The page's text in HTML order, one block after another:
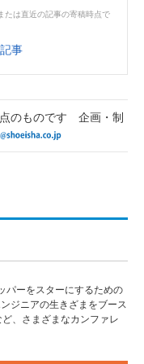
たは直近の記事の寄稿時点で
事
点のものです 企画・制
パーをスターにするための
ジニアの生きざまをブース
、さまざまなカンファレ